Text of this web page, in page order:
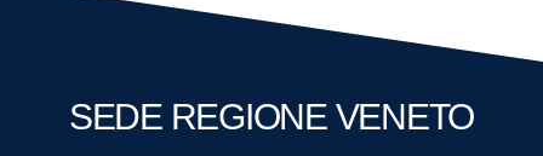
SEDE REGIONE VENETO